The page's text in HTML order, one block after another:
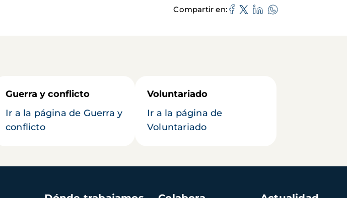
Compartir en
Guerra y conflicto
Ir a la página de Guerra y
conflicto
Voluntariado
Ir a la página de
Voluntariado